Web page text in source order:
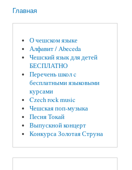
Главная
О чешском языке
Алфавит / Abeceda
Чешский язык для детей
БЕСПЛАТНО
Перечень школ c
бесплатными языковыми
курсами
Czech rock music
Чешская поп-музыка
Песня Токай
Выпускной концерт
Конкурса Золотая Струна